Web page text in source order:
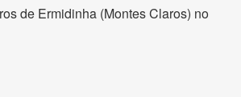
de Ermidinha (Montes Claros) no